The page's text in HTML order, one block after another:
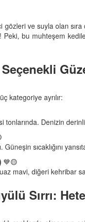
ve suyla olan sıra
Peki, bu muhteşem
kategoriye ayrılır:
tonlarında. Denizin
sıcaklığını
💙🟡
mavi, diğeri kehribar
Sırrı:
Kedi Beslenmesi: "Çiğ
11.10.2025
Kedi Psikolojisi:
Kaygısı ve Çözüm
11.10.2025
Mırlamaya Başladı?
Bakış
05.10.2025
Kediler Neden
Vahşi Atalarına